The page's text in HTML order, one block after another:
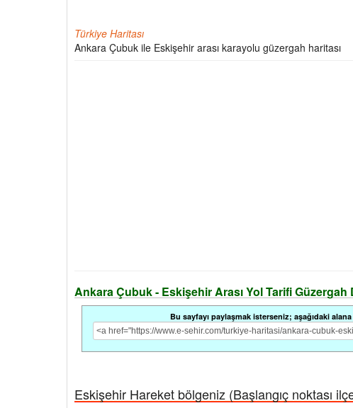
Türkiye Haritası
Ankara Çubuk ile Eskişehir arası karayolu güzergah haritası
Ankara Çubuk - Eskişehir Arası Yol Tarifi
Bu sayfayı paylaşmak isterseniz; aşağıdaki
Eskişehir Hareket bölgeniz (Başlangıç noktası